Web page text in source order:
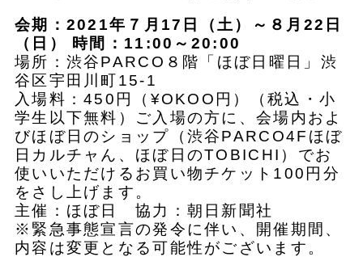
会期：2021年７月17日（土）～８月22日
（日） 時間：11:00～20:00
場所：渋谷PARCO８階「ほぼ日曜日」渋
谷区宇田川町15-1
入場料：450円（¥OKOO円）（税込・小
学生以下無料）ご入場の方に、会場内およ
びほぼ日のショップ（渋谷PARCO4Fほぼ
日カルチャん、ほぼ日のTOBICHI）でお
使いいただけるお買い物チケット100円分
をさし上げます。
主催：ほぼ日 協力：朝日新聞社
※緊急事態宣言の発令に伴い、開催期間、
内容は変更となる可能性がございます。